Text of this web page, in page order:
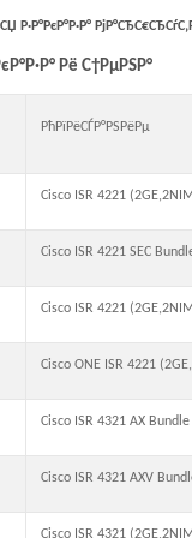
Рё С†РµРЅР°
РћРїРёСЃР°РЅРёРµ
Cisco ISR 4221
Cisco ISR 4221 SEC
Cisco ISR 4221
Cisco ONE ISR 4221
Cisco ISR 4321 AX
Cisco ISR 4321 AXV
Cisco ISR 4321